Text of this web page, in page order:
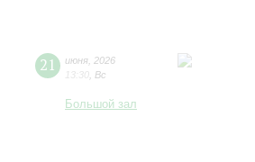
21 июня 2026
13:30 Вс
Большой зал